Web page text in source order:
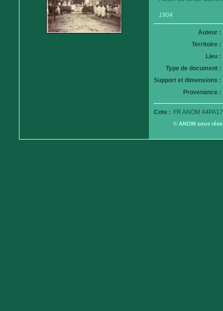
1904
Auteur :
Territoire :
Lieu :
Type de document :
Support et dimensions :
Provenance :
Cote : FR ANOM
© ANOM sous